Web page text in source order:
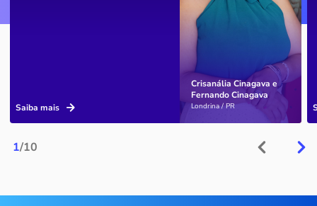
1/10
Crisanália Cinagava e
Fernando Cinagava
Londrina / PR
Saiba mais